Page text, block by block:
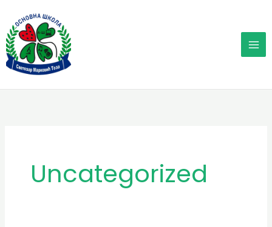
садржај
Uncategorized